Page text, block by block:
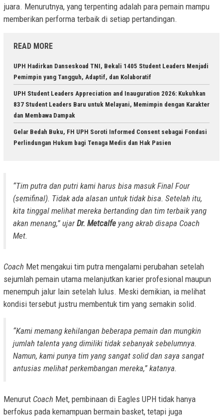
juara. Menurutnya, yang terpenting adalah para pemain mampu
memberikan performa terbaik di setiap pertandingan.
READ MORE
UPH Hadirkan Danseskoad TNI, Bekali 1405 Student Leaders Menjadi
Pemimpin yang Tangguh, Adaptif, dan Kolaboratif
UPH Student Leaders Appreciation and Inauguration 2026: Kukuhkan
837 Student Leaders Baru untuk Melayani, Memimpin dengan Karakter
dan Membawa Dampak
Gelar Bedah Buku, FH UPH Soroti Informed Consent sebagai Fondasi
Perlindungan Hukum bagi Tenaga Medis dan Hak Pasien
“Tim putra dan putri kami harus bisa masukFinal Four
(semifinal). Tidak ada alasan untuk tidak bisa. Setelah itu,
kita tinggal melihat mereka bertanding dan tim terbaik yang
akan menang,” ujarDr. Metcalfe yang akrab disapa Coach
Met.
Coach Met mengakui tim putra mengalami perubahan setelah
sejumlah pemain utama melanjutkan karier profesional maupun
menempuh jalur lain setelah lulus. Meski demikian, ia melihat
kondisi tersebut justru membentuk tim yang semakin solid.
“Kami memang kehilangan beberapa pemain dan mungkin
jumlah talenta yang dimiliki tidak sebanyak sebelumnya.
Namun, kami punya tim yang sangat solid dan saya sangat
antusias melihat perkembangan mereka,” katanya.
Menurut Coach Met, pembinaan di Eagles UPH tidak hanya
berfokus pada kemampuan bermain basket, tetapi juga